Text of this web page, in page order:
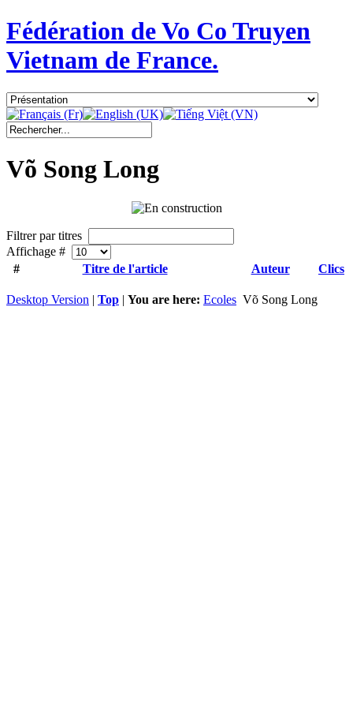
Fédération de Vo Co Truyen
Vietnam de France.
Võ Song Long
Filtrer par titres
Affichage #
#
Titre de l'article Auteur Clics
Desktop Version | Top | You are here: Ecoles Võ Song Long